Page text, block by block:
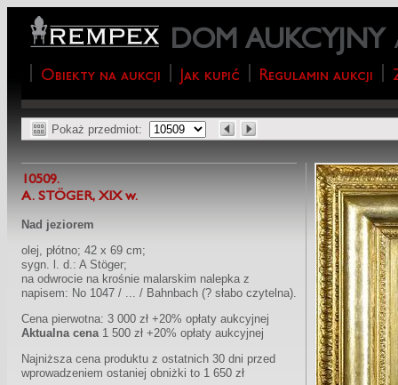
DOM AUKCYJNY
Obiekty na aukcji Jak kupić Regulamin aukcji
Pokaż przedmiot:
10509.
A. STÖGER, XIX w.
Nad jeziorem
olej, płótno; 42 x 69 cm;
sygn. l. d.: A Stöger;
na odwrocie na krośnie malarskim nalepka z
napisem: No 1047 / ... / Bahnbach (? słabo czytelna).
Cena pierwotna: 3 000 zł +20% opłaty aukcyjnej
Aktualna cena1 500 zł +20% opłaty aukcyjnej
Najniższa cena produktu z ostatnich 30 dni przed
wprowadzeniem ostaniej obniżki to 1 650 zł